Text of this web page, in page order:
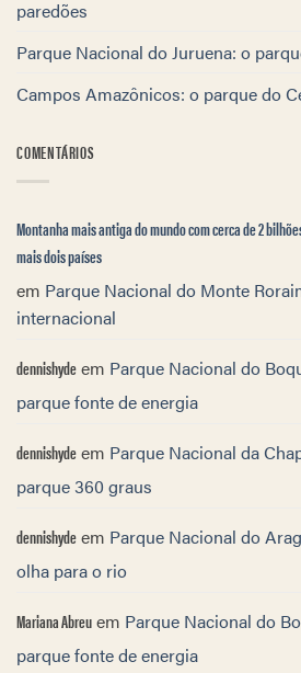
paredões
Parque Nacional do Juruena: o
Campos Amazônicos: o parque do
COMENTÁRIOS
Montanha mais antiga do mundo com cerca de 2
mais dois países
em Parque Nacional do Monte
internacional
dennishydeem Parque Nacional do
parque fonte de energia
dennishydeem Parque Nacional da
parque 360 graus
dennishydeem Parque Nacional do
olha para o rio
Mariana Abreuem Parque Nacional do
parque fonte de energia